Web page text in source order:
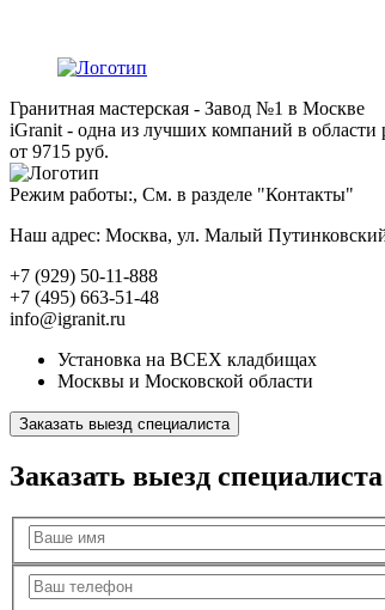
Гранитная мастерская - Завод №1 в Москве
iGranit - одна из лучших компаний в области
от 9715 руб.
Режим работы:, См. в разделе "Контакты"
Наш адрес: Москва, ул. Малый
+7 (929) 50-11-888
+7 (495) 663-51-48
info@igranit.ru
Установка на ВСЕХ кладбищах
Москвы и Московской области
Заказать выезд специалиста
Заказать выезд специалиста